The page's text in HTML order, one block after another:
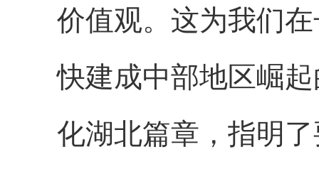
价值观。这为我们
快建成中部地区崛
化湖北篇章，指明